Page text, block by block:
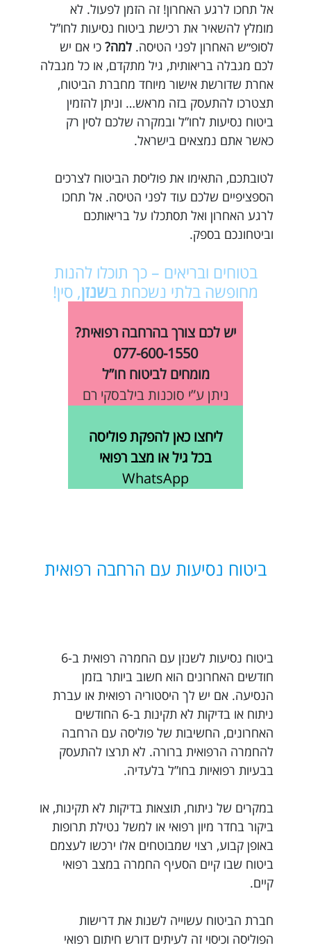
אל תחכו לרגע האחרון! זה הזמן לפעול. לא
מומלץ להשאיר את רכישת ביטוח נסיעות לחו”ל
לסופ״ש האחרון לפני הטיסה. למה? כי אם יש
לכם מגבלה בריאותית, גיל מתקדם, או כל מגבלה
אחרת שדורשת אישור מיוחד מחברת הביטוח,
תצטרכו להתעסק בזה מראש… וניתן להזמין
ביטוח נסיעות לחו”ל ובמקרה שלכם לסין רק
כאשר אתם נמצאים בישראל.
לטובתכם, התאימו את פוליסת הביטוח לצרכים
הספציפיים שלכם עוד לפני הטיסה. אל תחכו
לרגע האחרון ואל תסתכלו על בריאותכם
וביטחונכם בספק.
בטוחים ובריאים – כך תוכלו להנות
מחופשה בלתי נשכחת בשנזן, סין!
יש לכם צורך בהרחבה רפואית?
077-600-1550
מומחים לביטוח חו”ל
ניתן ע”י סוכנות בילבסקי רם
ליחצו כאן להפקת פוליסה
בכל גיל או מצב רפואי
WhatsApp
ביטוח נסיעות עם הרחבה רפואית
ביטוח נסיעות לשנזן עם החמרה רפואית ב-6
חודשים האחרונים הוא חשוב ביותר בזמן
הנסיעה. אם יש לך היסטוריה רפואית או עברת
ניתוח או בדיקות לא תקינות ב-6 החודשים
האחרונים, החשיבות של פוליסה עם הרחבה
להחמרה הרפואית ברורה. לא תרצו להתעסק
בבעיות רפואיות בחו”ל בלעדיה.
במקרים של ניתוח, תוצאות בדיקות לא תקינות, או
ביקור בחדר מיון רפואי או למשל נטילת תרופות
באופן קבוע, רצוי שמבוטחים אלו ירכשו לעצמם
ביטוח שבו קיים הסעיף החמרה במצב רפואי
קיים.
חברת הביטוח עשוייה לשנות את דרישות
הפוליסה וכיסוי זה לעיתים דורש חיתום רפואי